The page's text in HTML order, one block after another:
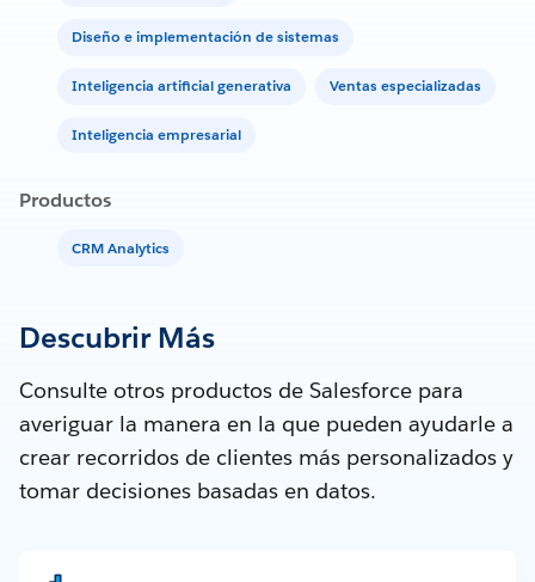
Diseño e implementación de sistemas
Inteligencia artificial generativa Ventas especializadas
Inteligencia empresarial
Productos
CRM Analytics
Descubrir Más
Consulte otros productos de Salesforce para
averiguar la manera en la que pueden ayudarle a
crear recorridos de clientes más personalizados y
tomar decisiones basadas en datos.